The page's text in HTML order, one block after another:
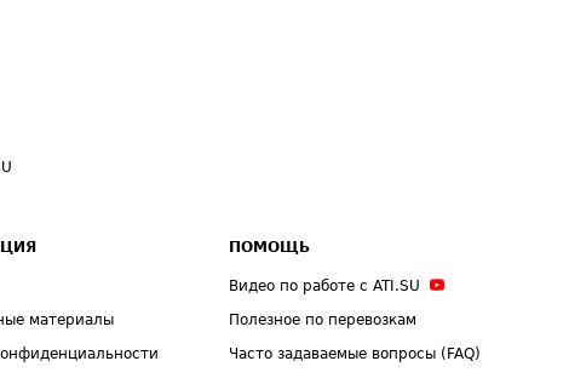
материалы
ПОМОЩЬ
Видео по работе с ATI.SU
Полезное по перевозкам
Часто задаваемые вопросы (FAQ)